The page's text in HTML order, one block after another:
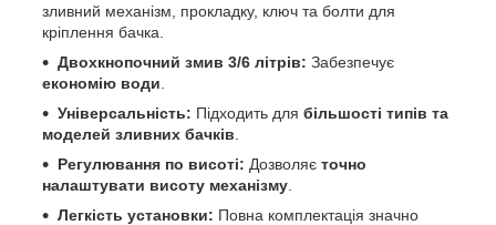
зливний механізм, прокладку, ключ та болти для
кріплення бачка.
Двохкнопочний змив 3/6 літрів: Забезпечує
економію води
Універсальність: Підходить для більшості типів та
моделей зливних бачків
Регулювання по висоті: Дозволяє точно
налаштувати висоту механізму
Легкість установки: Повна комплектація значно